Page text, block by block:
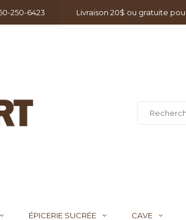
250-6423 Livraison 20$ ou gratuite
ÉPICERIE SUCRÉE CAVE